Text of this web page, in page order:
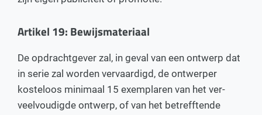
Artikel 19: Bewijsmateriaal
De opdrachtgever zal, in geval van een ontwerp dat
in serie zal worden vervaardigd, de ontwerper
kosteloos minimaal 15 exemplaren van het ver-
veelvoudigde ontwerp, of van het betrefftende